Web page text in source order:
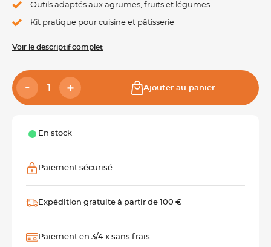
Outils adaptés aux agrumes, fruits et légumes
Kit pratique pour cuisine et pâtisserie
Voir le descriptif complet
Ajouter au panier
En stock
Paiement sécurisé
Expédition gratuite à partir de 100 €
Paiement en 3/4 x sans frais